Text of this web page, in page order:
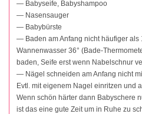
— Babyseife, Babyshampoo
— Nasensauger
— Babybürste
— Baden am Anfang nicht häufiger als
Wannenwasser 36° (Bade-
baden, Seife erst wenn Nabelschnur
— Nägel schneiden am Anfang nicht
Evtl. mit eigenem Nagel einritzen und
Wenn schön härter dann Babyschere
ist das eine gute Zeit um in Ruhe zu